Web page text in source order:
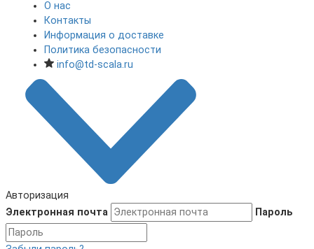
О нас
Контакты
Информация о доставке
Политика безопасности
info@td-scala.ru
Авторизация
Электронная почта
Пароль